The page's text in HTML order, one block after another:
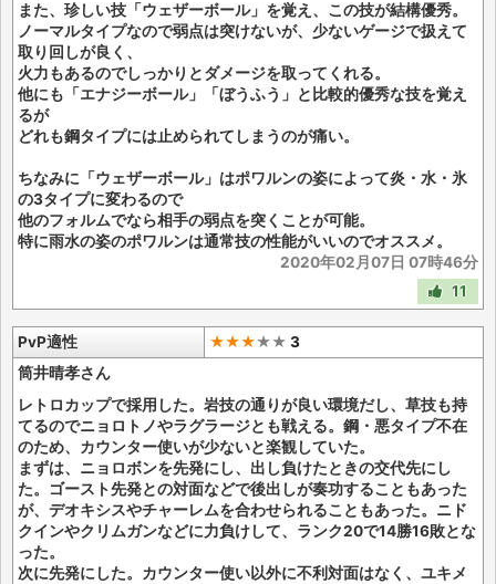
また、珍しい技「ウェザーボール」を覚え、この技が結構優秀。
ノーマルタイプなので弱点は突けないが、少ないゲージで扱えて
取り回しが良く、
火力もあるのでしっかりとダメージを取ってくれる。
他にも「エナジーボール」「ぼうふう」と比較的優秀な技を覚え
るが
どれも鋼タイプには止められてしまうのが痛い。
ちなみに「ウェザーボール」はポワルンの姿によって炎・水・氷
の3タイプに変わるので
他のフォルムでなら相手の弱点を突くことが可能。
特に雨水の姿のポワルンは通常技の性能がいいのでオススメ。
2020年02月07日 07時46分
11
PvP適性 ★★★★★ 3
筒井晴孝さん
レトロカップで採用した。岩技の通りが良い環境だし、草技も持
てるのでニョロトノやラグラージとも戦える。鋼・悪タイプ不在
のため、カウンター使いが少ないと楽観していた。
まずは、ニョロボンを先発にし、出し負けたときの交代先にし
た。ゴースト先発との対面などで後出しが奏功することもあった
が、デオキシスやチャーレムを合わせられることもあった。ニド
クインやクリムガンなどに力負けして、ランク20で14勝16敗とな
った。
次に先発にした。カウンター使い以外に不利対面はなく、ユキメ